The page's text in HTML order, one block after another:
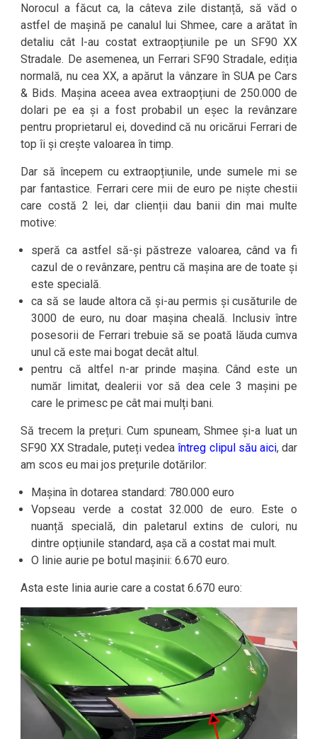
Norocul a făcut ca, la câteva zile distanță, să văd o
astfel de mașină pe canalul lui Shmee, care a arătat în
detaliu cât l-au costat extraopțiunile pe un SF90 XX
Stradale. De asemenea, un Ferrari SF90 Stradale, ediția
normală, nu cea XX, a apărut la vânzare în SUA pe Cars
& Bids. Mașina aceea avea extraopțiuni de 250.000 de
dolari pe ea și a fost probabil un eșec la revânzare
pentru proprietarul ei, dovedind că nu oricărui Ferrari de
top îi și crește valoarea în timp.
Dar să începem cu extraopțiunile, unde sumele mi se
par fantastice. Ferrari cere mii de euro pe niște chestii
care costă 2 lei, dar clienții dau banii din mai multe
motive:
speră ca astfel să-și păstreze valoarea, când va fi
cazul de o revânzare, pentru că mașina are de toate și
este specială.
ca să se laude altora că și-au permis și cusăturile de
3000 de euro, nu doar mașina cheală. Inclusiv între
posesorii de Ferrari trebuie să se poată lăuda cumva
unul că este mai bogat decât altul.
pentru că altfel n-ar prinde mașina. Când este un
număr limitat, dealerii vor să dea cele 3 mașini pe
care le primesc pe cât mai mulți bani.
Să trecem la prețuri. Cum spuneam, Shmee și-a luat un
SF90 XX Stradale, puteți vedeaîntreg clipul său aici, dar
am scos eu mai jos prețurile dotărilor:
Mașina în dotarea standard: 780.000 euro
Vopseau verde a costat 32.000 de euro. Este o
nuanță specială, din paletarul extins de culori, nu
dintre opțiunile standard, așa că a costat mai mult.
O linie aurie pe botul mașinii: 6.670 euro.
Asta este linia aurie care a costat 6.670 euro: